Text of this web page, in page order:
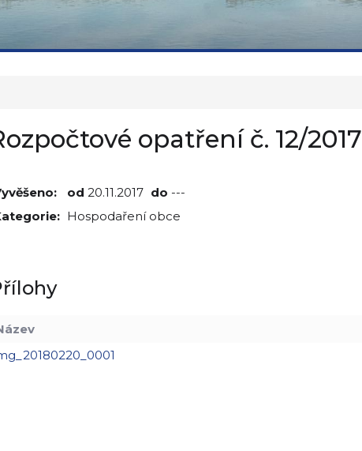
opatření č. 12/2017
od 20.11.2017 do ---
Hospodaření obce